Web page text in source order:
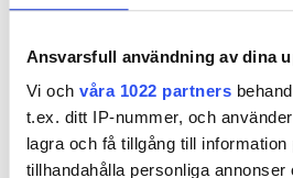
Ansvarsfull användning av dina
Vi och våra 1022 partners
t.ex. ditt IP-nummer, och
lagra och få tillgång till
tillhandahålla personliga